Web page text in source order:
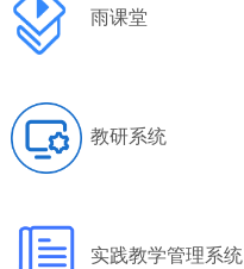
雨课堂
教研系统
实践教学管理系统